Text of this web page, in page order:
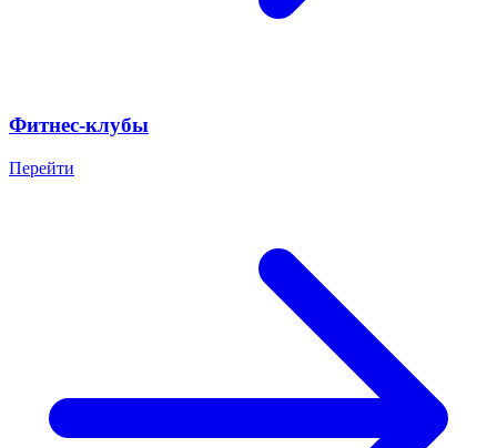
Фитнес-клубы
Перейти